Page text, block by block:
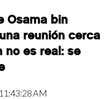
Osama bin
reunión cerca
no es real: se
AM